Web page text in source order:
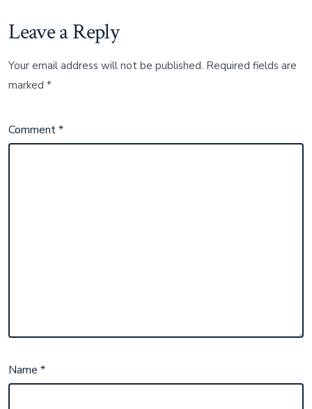
Leave a Reply
Your email address will not be published. Required fields are
marked*
Comment*
Name*